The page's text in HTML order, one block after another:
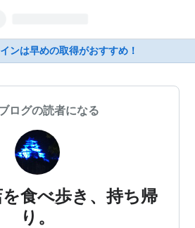
ンは早めの取得がおすすめ！
ログの読者になる
食べ歩き、持ち帰
り。